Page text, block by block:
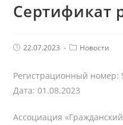
Сертификат
Запись
22.07.2023
Рубрика
Новости
Регистрационный номер:
Дата: 01.08.2023
Ассоциация